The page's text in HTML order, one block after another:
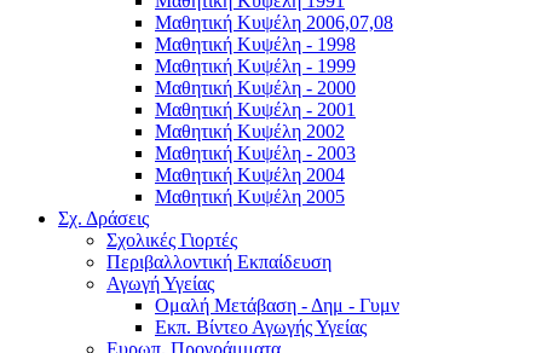
Μαθητική Κυψέλη 2006,07,08
Μαθητική Κυψέλη - 1998
Μαθητική Κυψέλη - 1999
Μαθητική Κυψέλη - 2000
Μαθητική Κυψέλη - 2001
Μαθητική Κυψέλη 2002
Μαθητική Κυψέλη - 2003
Μαθητική Κυψέλη 2004
Μαθητική Κυψέλη 2005
Σχ. Δράσεις
Σχολικές Γιορτές
Περιβαλλοντική Εκπαίδευση
Αγωγή Υγείας
Ομαλή Μετάβαση - Δημ - Γυμν
Εκπ. Βίντεο Αγωγής Υγείας
Ευρωπ. Προγράμματα